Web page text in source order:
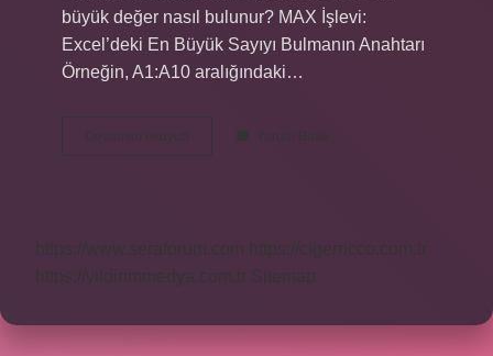
büyük değer nasıl bulunur? MAX İşlevi:
Excel’deki En Büyük Sayıyı Bulmanın Anahtarı
Örneğin, A1:A10 aralığındaki…
Devamını okuyun
Ortanca
Yorum Bırak
https://www.seraforum.com
https://cigerricco.com.tr
https://yildirimmedya.com.tr Sitemap